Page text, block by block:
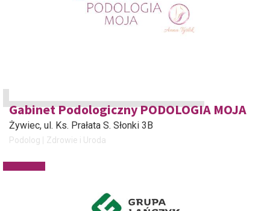
Gabinet Podologiczny PODOLOGIA MOJA
Żywiec, ul. Ks. Prałata S. Słonki 3B
Podolog Zdrowie i Uroda